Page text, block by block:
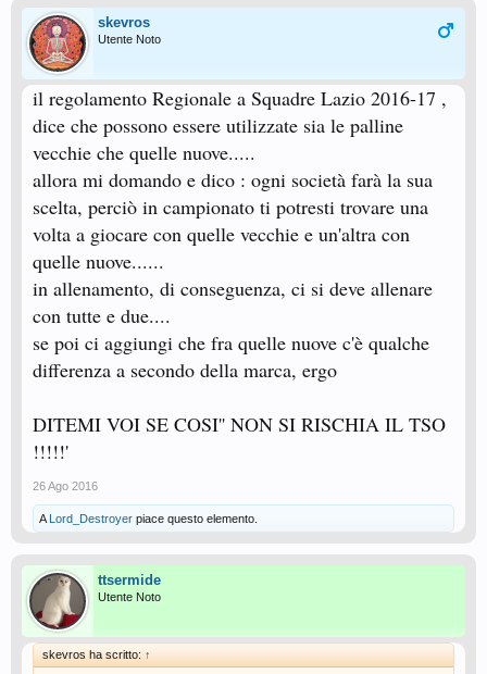
skevros
Utente Noto
il regolamento Regionale a Squadre Lazio 2016-17 ,
dice che possono essere utilizzate sia le palline
vecchie che quelle nuove.....
allora mi domando e dico : ogni società farà la sua
scelta, perciò in campionato ti potresti trovare una
volta a giocare con quelle vecchie e un'altra con
quelle nuove......
in allenamento, di conseguenza, ci si deve allenare
con tutte e due....
se poi ci aggiungi che fra quelle nuove c'è qualche
differenza a secondo della marca, ergo
DITEMI VOI SE COSI'' NON SI RISCHIA IL TSO
!!!!!'
26 Ago 2016
A Lord_Destroyer piace questo elemento.
ttsermide
Utente Noto
skevros ha scritto: ↑